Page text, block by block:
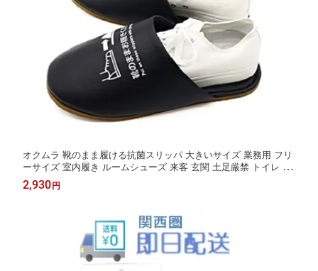
オクムラ 靴のまま履ける抗菌スリッパ 大きいサイズ 業務用 フリ
ーサイズ 室内履き ルームシューズ 来客 玄関 土足厳禁 トイレ 学
校 施設 業務用 防災 男性用 オフィス 会社 靴のまま履ける スリッ
パ体育館 フィットネス お手洗い 車 モデルハウス シューズ
2,930円